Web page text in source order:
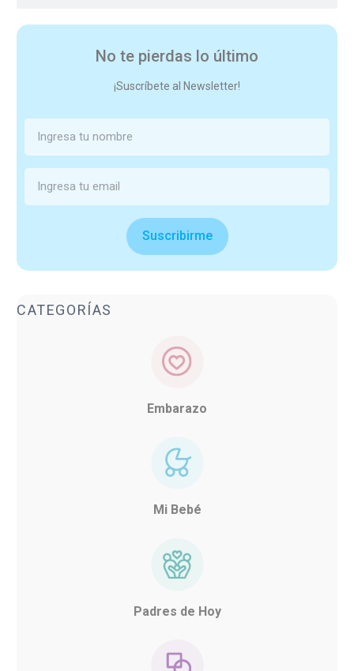
No te pierdas lo último
¡Suscríbete al Newsletter!
Suscribirme
CATEGORÍAS
Embarazo
Mi Bebé
Padres de Hoy